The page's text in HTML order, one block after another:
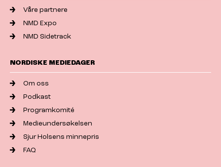
Våre partnere
NMD Expo
NMD Sidetrack
NORDISKE MEDIEDAGER
Om oss
Podkast
Programkomité
Medieundersøkelsen
Sjur Holsens minnepris
FAQ